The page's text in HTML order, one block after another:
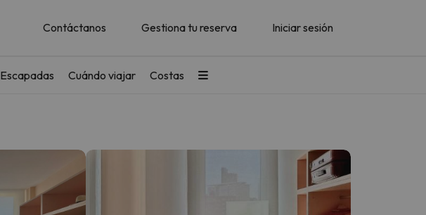
Contáctanos Gestiona tu reserva Iniciar sesión
Escapadas Cuándo viajar Costas